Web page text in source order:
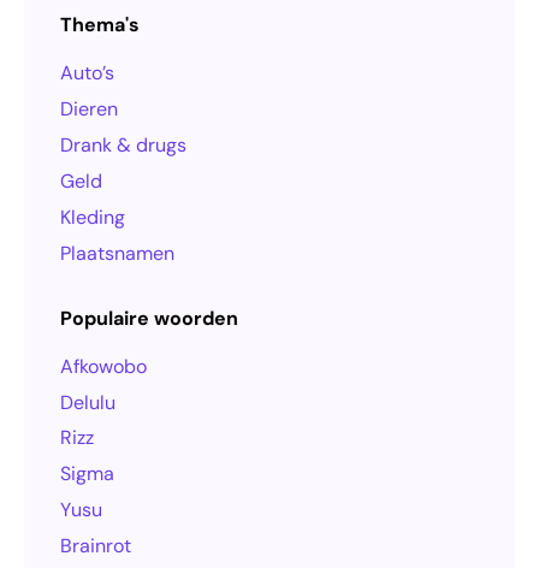
Thema's
Auto’s
Dieren
Drank & drugs
Geld
Kleding
Plaatsnamen
Populaire woorden
Afkowobo
Delulu
Rizz
Sigma
Yusu
Brainrot